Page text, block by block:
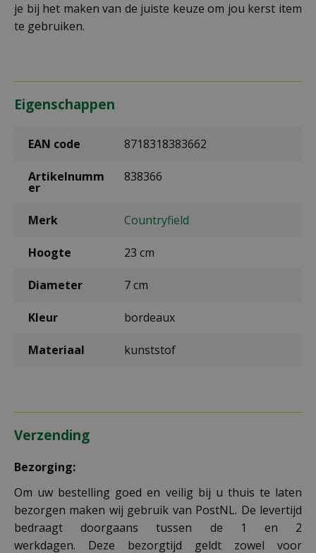
je bij het maken van de juiste keuze om jou kerst item
te gebruiken.
Eigenschappen
EAN code 8718318383662
Artikelnumm
er
838366
Merk Countryfield
Hoogte 23 cm
Diameter 7 cm
Kleur bordeaux
Materiaal kunststof
Verzending
Bezorging:
Om uw bestelling goed en veilig bij u thuis te laten
bezorgen maken wij gebruik van PostNL. De levertijd
bedraagt doorgaans tussen de 1 en 2
werkdagen. Deze bezorgtijd geldt zowel voor